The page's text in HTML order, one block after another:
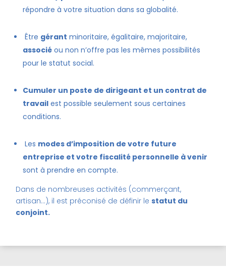
répondre à votre situation dans sa globalité.
Être gérant minoritaire, égalitaire, majoritaire,
associé ou non n’offre pas les mêmes possibilités
pour le statut social.
Cumuler un poste de dirigeant et un contrat de
travail est possible seulement sous certaines
conditions.
Les modes d’imposition de votre future
entreprise et votre fiscalité personnelle à venir
sont à prendre en compte.
Dans de nombreuses activités (commerçant,
artisan…), il est préconisé de définir lestatut du
conjoint.